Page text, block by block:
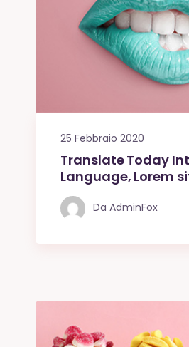
25 Febbraio 2020
Translate Today
Language, Lorem
Da AdminFox